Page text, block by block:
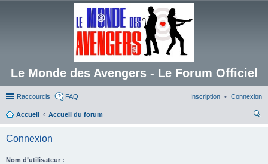
Le Monde des Avengers - Le Forum Officiel
Raccourcis FAQ Connexion
Inscription
Accueil
Accueil du forum
Connexion
Nom d’utilisateur :